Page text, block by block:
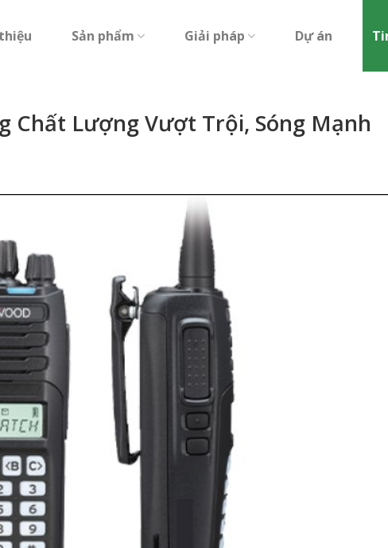
Sản phẩm Giải pháp Dự án
Chất Lượng Vượt Trội, Sóng Mạnh